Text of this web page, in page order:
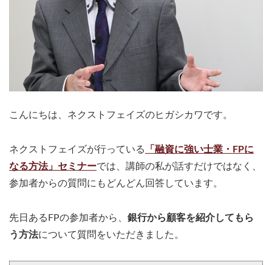
こんにちは、ネクストフェイズのヒガシカワです。
ネクストフェイズが行っている
「融資に強い士業・FPに
なる方法」セミナーでは、講師の私が話すだけではなく、
参加者からの質問にもどんどん回答しています。
先日あるFPの参加者から、 銀行から顧客を紹介してもら
う方法について質問をいただきました。